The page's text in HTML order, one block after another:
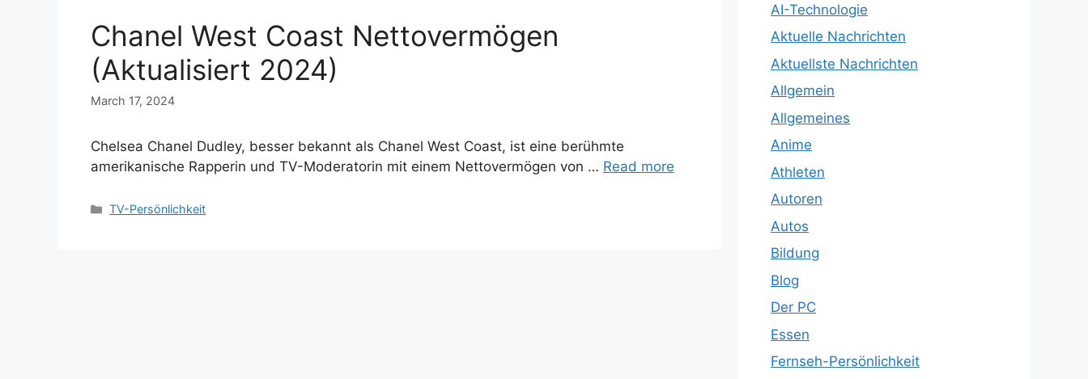
Chanel West Coast Nettovermögen
(Aktualisiert 2024)
March 17, 2024
Chelsea Chanel Dudley, besser bekannt als Chanel West Coast, ist eine berühmte
amerikanische Rapperin und TV-Moderatorin mit einem Nettovermögen von … Read more
Categories
TV-Persönlichkeit
AI-Technologie
Aktuelle Nachrichten
Aktuellste Nachrichten
Allgemein
Allgemeines
Anime
Athleten
Autoren
Autos
Bildung
Blog
Der PC
Essen
Fernseh-Persönlichkeit